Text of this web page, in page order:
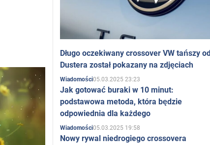
Długo oczekiwany crossover VW tańszy od
Dustera został pokazany na zdjęciach
Wiadomości05.03.2025 23:23
Jak gotować buraki w 10 minut:
podstawowa metoda, która będzie
odpowiednia dla każdego
Wiadomości05.03.2025 19:58
Nowy rywal niedrogiego crossovera